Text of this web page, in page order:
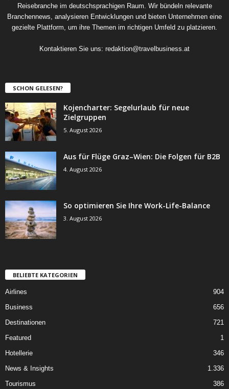
Reisebranche im deutschsprachigen Raum. Wir bündeln relevante
Branchennews, analysieren Entwicklungen und bieten Unternehmen eine
gezielte Plattform, um ihre Themen im richtigen Umfeld zu platzieren.
Kontaktieren Sie uns: redaktion@travelbusiness.at
SCHON GELESEN?
Kojencharter: Segelurlaub für neue
Zielgruppen
5. August 2026
Aus für Flüge Graz–Wien: Die Folgen für B2B
4. August 2026
So optimieren Sie Ihre Work-Life-Balance
3. August 2026
BELIEBTE KATEGORIEN
Airlines
904
Business
656
Destinationen
721
Featured
1
Hotellerie
346
News & Insights
1.336
Tourismus
386